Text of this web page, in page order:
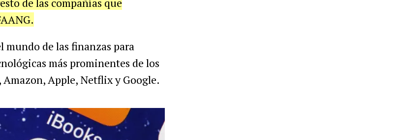
de las finanzas para
más prominentes de los
Amazon, Apple, Netflix y Google.